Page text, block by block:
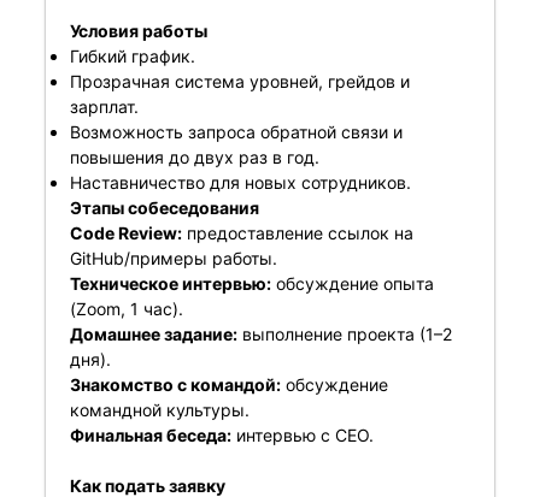
Условия работы
Гибкий график.
Прозрачная система уровней, грейдов и
зарплат.
Возможность запроса обратной связи и
повышения до двух раз в год.
Наставничество для новых сотрудников.
Этапы собеседования
Code Review:предоставление ссылок на
GitHub/примеры работы.
Техническое интервью:обсуждение опыта
(Zoom, 1 час).
Домашнее задание:выполнение проекта (1–2
дня).
Знакомство с командой:обсуждение
командной культуры.
Финальная беседа:интервью с CEO.
Как подать заявку